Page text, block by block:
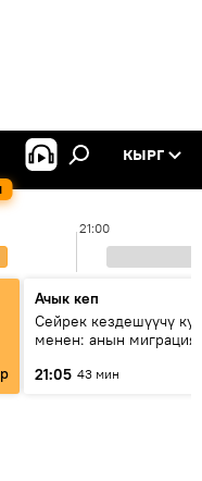
КЫРГ
21:00
Ачык кеп
Сейрек кездешүүчү
менен: анын
21:05 43 мин